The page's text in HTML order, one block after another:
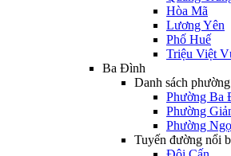
Hòa Mã
Lương Yên
Phố Huế
Triệu Việt
Ba Đình
Danh sách phường
Phường Ba
Phường
Phường
Tuyến đường nổi